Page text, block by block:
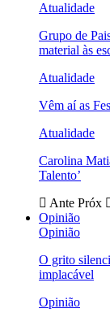
Atualidade
Grupo de
material às
Atualidade
Vêm aí as
Atualidade
Carolina
Talento’
Ante Próx
Opinião
Opinião
O grito
implacável
Opinião